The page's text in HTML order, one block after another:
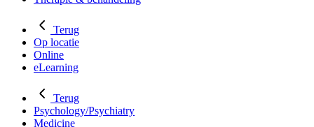
Terug
Op locatie
Online
eLearning
Terug
Psychology/Psychiatry
Medicine